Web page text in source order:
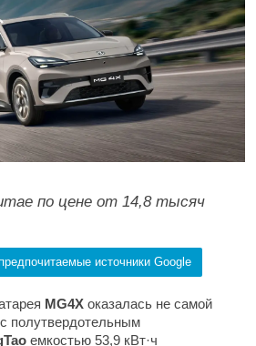
по цене от 14,8 тысяч
источники Google
MG4X оказалась не самой
полутвердотельным
емкостью 53,9 кВт·ч